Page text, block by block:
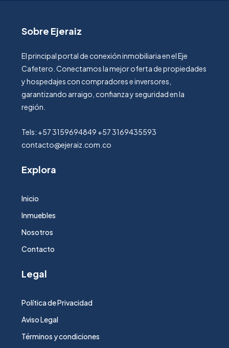
Sobre Ejeraiz
El principal portal de conexión inmobiliaria en el Eje
Cafetero. Conectamos la mejor oferta de propiedades
y hospedajes con compradores e inversores,
garantizando arraigo, confianza y seguridad en la
región.
Tels: +57 3159694849 +57 3169435593
contacto@ejeraiz.com.co
Explora
Inicio
Inmuebles
Nosotros
Contacto
Legal
Política de Privacidad
Aviso Legal
Términos y condiciones